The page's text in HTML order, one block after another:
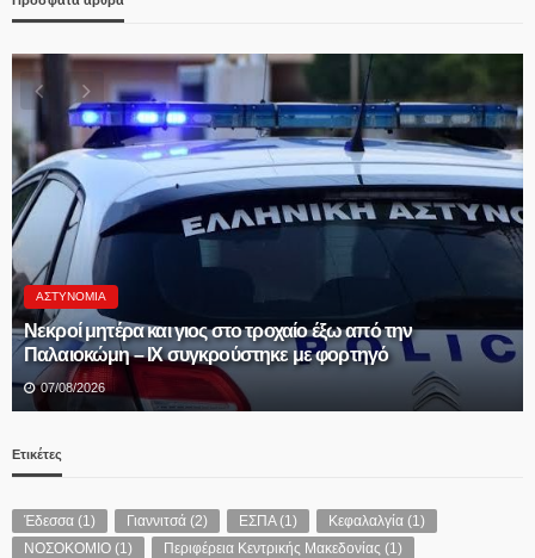
Δ.ΑΛΜΩΠΊΑΣ
ΠΡΟΣΚΛΗΣΗ ΣΕ ΤΑΚΤΙΚΗ ΔΙΑ ΖΩΣΗΣ ΣΥΝΕΔΡΙΑΣΗ
ΔΗΜΟΤΙΚΗΣ ΕΠΙΤΡΟΠΗΣ
07/08/2026
Ετικέτες
Έδεσσα (1) Γιαννιτσά (2) ΕΣΠΑ(1) Κεφαλαλγία (1)
ΝΟΣΟΚΟΜΙΟ (1) Περιφέρεια Κεντρικής Μακεδονίας (1)